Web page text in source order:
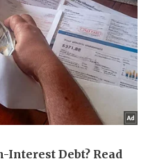
Công nghệ
Sành điệu
Tin Công nghệ
Trải nghiệm
Chuyển đổi số